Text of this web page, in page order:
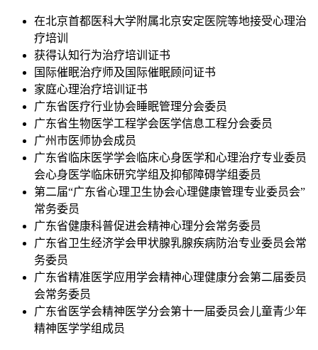
在北京首都医科大学附属北京安定医院等地接受心理治
疗培训
获得认知行为治疗培训证书
国际催眠治疗师及国际催眠顾问证书
家庭心理治疗培训证书
广东省医疗行业协会睡眠管理分会委员
广东省生物医学工程学会医学信息工程分会委员
广州市医师协会成员
广东省临床医学学会临床心身医学和心理治疗专业委员
会心身医学临床研究学组及抑郁障碍学组委员
第二届“广东省心理卫生协会心理健康管理专业委员会”
常务委员
广东省健康科普促进会精神心理分会常务委员
广东省卫生经济学会甲状腺乳腺疾病防治专业委员会常
务委员
广东省精准医学应用学会精神心理健康分会第二届委员
会常务委员
广东省医学会精神医学分会第十一届委员会儿童青少年
精神医学学组成员